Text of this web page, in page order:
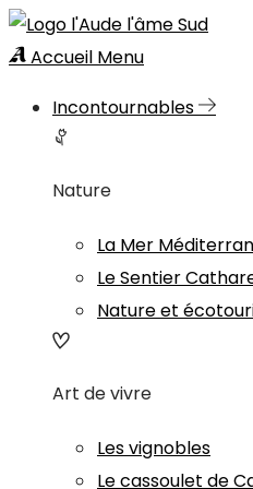
Accueil Menu
Incontournables
Nature
La Mer
Le Sentier
Nature et
Art de vivre
Les vignobles
Le cassoulet de